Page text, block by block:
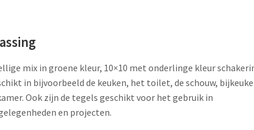
mix in groene kleur, 10×10 met onderlinge kleur
in bijvoorbeeld de keuken, het toilet, de schouw,
Ook zijn de tegels geschikt voor het gebruik in
en projecten.